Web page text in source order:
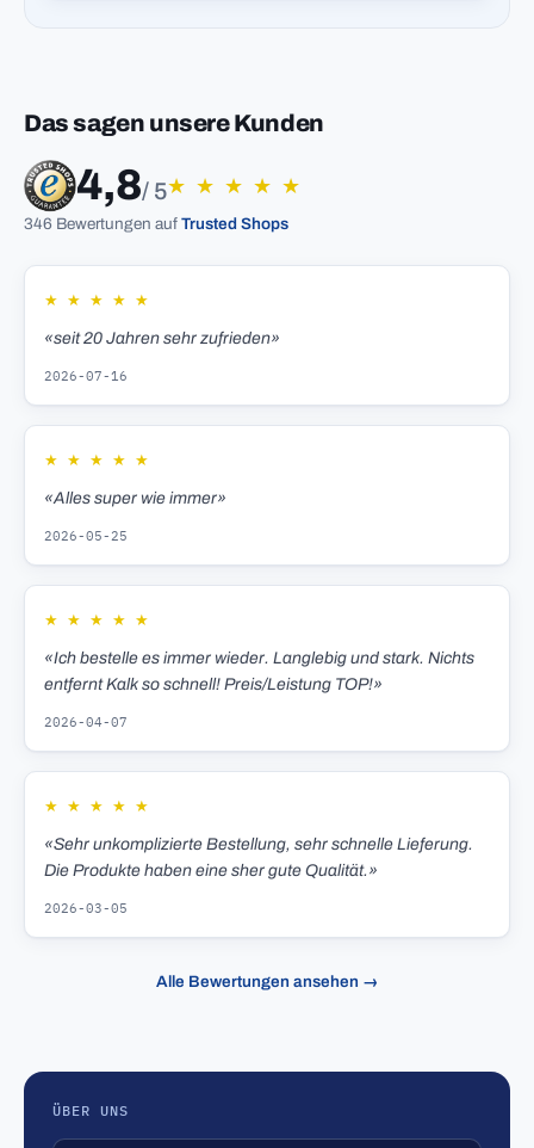
Das sagen unsere Kunden
4,8/ 5★ ★ ★ ★ ★
346 Bewertungen auf Trusted Shops
★ ★ ★ ★ ★
«seit 20 Jahren sehr zufrieden»
2026-07-16
★ ★ ★ ★ ★
«Alles super wie immer»
2026-05-25
★ ★ ★ ★ ★
«Ich bestelle es immer wieder. Langlebig und stark. Nichts
entfernt Kalk so schnell! Preis/Leistung TOP!»
2026-04-07
★ ★ ★ ★ ★
«Sehr unkomplizierte Bestellung, sehr schnelle Lieferung.
Die Produkte haben eine sher gute Qualität.»
2026-03-05
Alle Bewertungen ansehen →
ÜBER UNS